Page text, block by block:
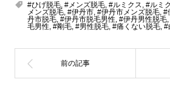
#ひげ脱毛, #メンズ脱毛, #ルミクス, #ルミ
メンズ脱毛, #伊丹市, #伊丹市メンズ脱毛, #
丹市脱毛, #伊丹市脱毛男性, #伊丹男性脱毛,
毛男性, #剛毛, #男性脱毛, #痛くない脱毛, #